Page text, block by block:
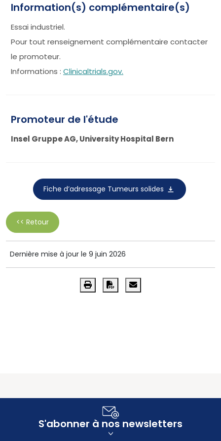
Information(s) complémentaire(s)
Essai industriel.
Pour tout renseignement complémentaire contacter
le promoteur.
Informations : Clinicaltrials.gov.
Promoteur de l'étude
Insel Gruppe AG, University Hospital Bern
Fiche d’adressage Tumeurs solides
<< Retour
Dernière mise à jour le 9 juin 2026
S'abonner à nos newsletters